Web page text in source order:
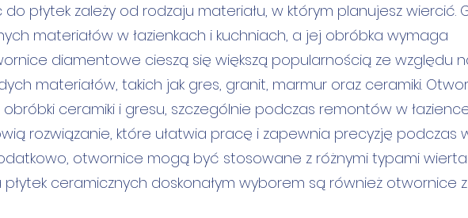
płytek zależy od rodzaju materiału, w którym planujesz wiercić.
materiałów w łazienkach i kuchniach, a jej obróbka wymaga
diamentowe cieszą się większą popularnością ze względu
materiałów, takich jak gres, granit, marmur oraz ceramiki.
ceramiki i gresu, szczególnie podczas remontów w
rozwiązanie, które ułatwia pracę i zapewnia precyzję podczas
otwornice mogą być stosowane z różnymi typami
płytek ceramicznych doskonałym wyborem są również otwornice